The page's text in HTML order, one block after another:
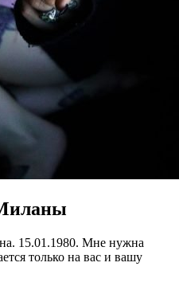
15.01.1980. Мне нужна
только на вас и вашу